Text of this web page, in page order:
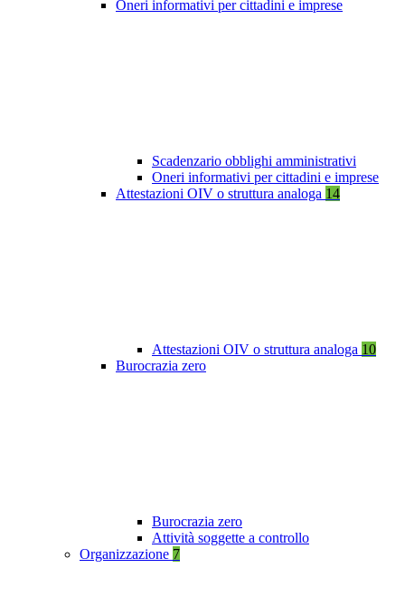
Oneri informativi per cittadini e imprese
Scadenzario obblighi amministrativi
Oneri informativi per cittadini e imprese
Attestazioni OIV o struttura analoga 14
Attestazioni OIV o struttura analoga 10
Burocrazia zero
Burocrazia zero
Attività soggette a controllo
Organizzazione 7